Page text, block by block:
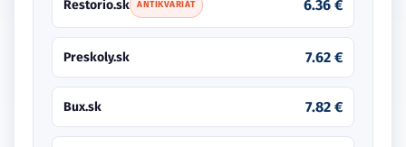
Restorio.sk ANTIKVARIÁT 6.36 €
Preskoly.sk 7.62 €
Bux.sk 7.82 €